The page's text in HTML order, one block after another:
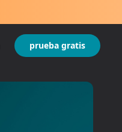
prueba gratis